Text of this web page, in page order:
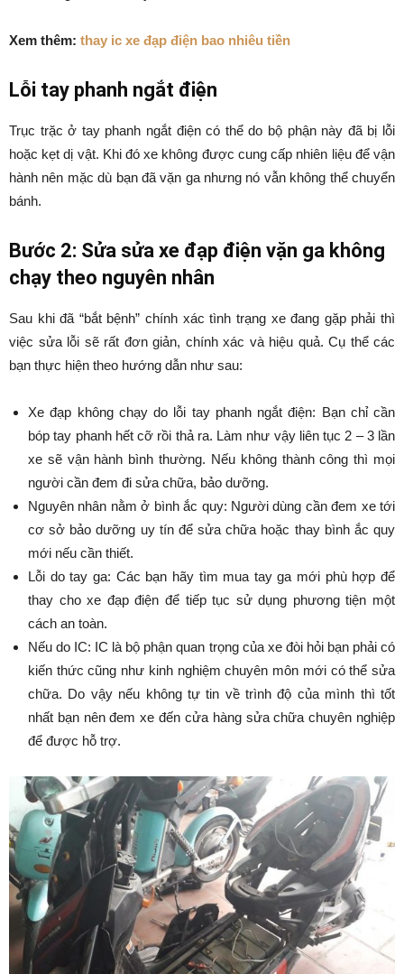
Xem thêm: thay ic xe đạp điện bao nhiêu tiền
Lỗi tay phanh ngắt điện
Trục trặc ở tay phanh ngắt điện có thể do bộ phận này đã bị lỗi
hoặc kẹt dị vật. Khi đó xe không được cung cấp nhiên liệu để vận
hành nên mặc dù bạn đã vặn ga nhưng nó vẫn không thể chuyển
bánh.
Bước 2: Sửa sửa xe đạp điện vặn ga không
chạy theo nguyên nhân
Sau khi đã “bắt bệnh” chính xác tình trạng xe đang gặp phải thì
việc sửa lỗi sẽ rất đơn giản, chính xác và hiệu quả. Cụ thể các
bạn thực hiện theo hướng dẫn như sau:
Xe đạp không chạy do lỗi tay phanh ngắt điện: Bạn chỉ cần
bóp tay phanh hết cỡ rồi thả ra. Làm như vậy liên tục 2 – 3 lần
xe sẽ vận hành bình thường. Nếu không thành công thì mọi
người cần đem đi sửa chữa, bảo dưỡng.
Nguyên nhân nằm ở bình ắc quy: Người dùng cần đem xe tới
cơ sở bảo dưỡng uy tín để sửa chữa hoặc thay bình ắc quy
mới nếu cần thiết.
Lỗi do tay ga: Các bạn hãy tìm mua tay ga mới phù hợp để
thay cho xe đạp điện để tiếp tục sử dụng phương tiện một
cách an toàn.
Nếu do IC: IC là bộ phận quan trọng của xe đòi hỏi bạn phải có
kiến thức cũng như kinh nghiệm chuyên môn mới có thể sửa
chữa. Do vậy nếu không tự tin về trình độ của mình thì tốt
nhất bạn nên đem xe đến cửa hàng sửa chữa chuyên nghiệp
để được hỗ trợ.